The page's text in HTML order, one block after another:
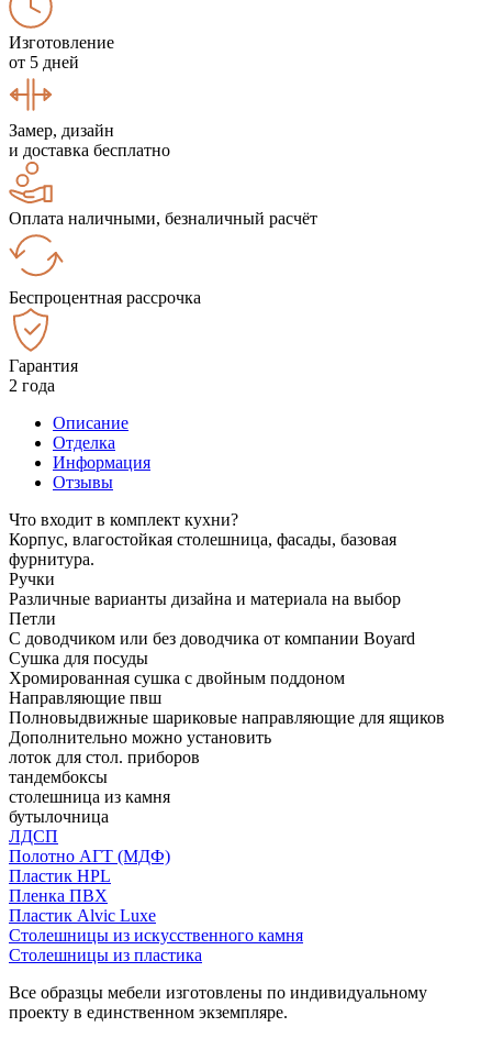
Изготовление
от 5 дней
Замер, дизайн
и доставка бесплатно
Оплата наличными, безналичный расчёт
Беспроцентная рассрочка
Гарантия
2 года
Описание
Отделка
Информация
Отзывы
Что входит в комплект кухни?
Корпус, влагостойкая столешница, фасады, базовая
фурнитура.
Ручки
Различные варианты дизайна и материала на выбор
Петли
С доводчиком или без доводчика от компании Boyard
Сушка для посуды
Хромированная сушка с двойным поддоном
Направляющие пвш
Полновыдвижные шариковые направляющие для ящиков
Дополнительно можно установить
лоток для стол. приборов
тандембоксы
столешница из камня
бутылочница
ЛДСП
Полотно АГТ (МДФ)
Пластик HPL
Пленка ПВХ
Пластик Alvic Luxe
Столешницы из искусственного камня
Столешницы из пластика
Все образцы мебели изготовлены по индивидуальному
проекту в единственном экземпляре.